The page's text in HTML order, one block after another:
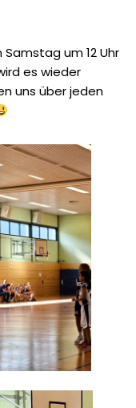
um 12 Uhr
es wieder
uns über jeden